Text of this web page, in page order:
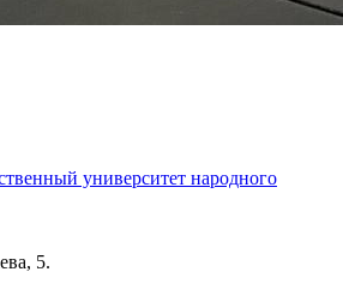
университет народного
5.